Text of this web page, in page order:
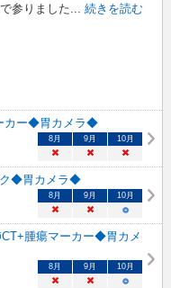
参りました
続きを読む
カー◆胃カメラ◆
8 月 9 月 10月
× × ×
ク◆胃カメラ◆
8 月 9 月 10月
× × ○
CT+腫瘍マーカー◆胃カメ
8 月 9 月 10月
× × ○